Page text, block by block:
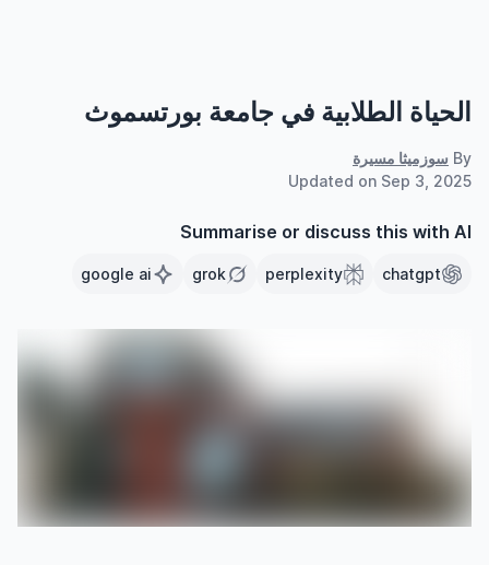
الحياة الطلابية في جامعة بورتسموث
By سوزميثا مسيرة
Updated on Sep 3, 2025
Summarise or discuss this with AI
chatgpt
perplexity
grok
google ai